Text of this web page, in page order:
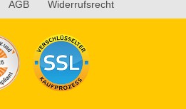
AGB Widerrufsrecht